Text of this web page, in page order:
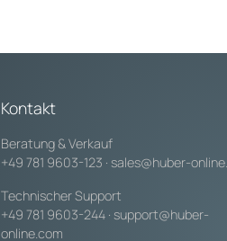
Kontakt
Beratung & Verkauf
+49 781 9603-123 · sales@huber-
Technischer Support
+49 781 9603-244 · support@huber-
online.com